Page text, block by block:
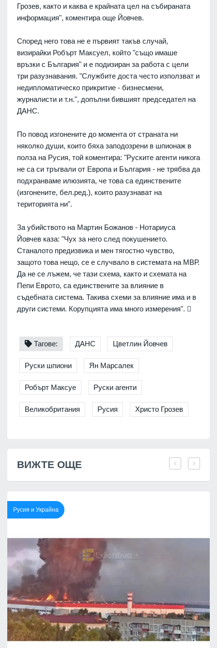
Грозев, както и каква е крайната цел на събираната
информация", коментира още Йовчев.
Според него това не е първият такъв случай,
визирайки Робърт Максуел, който "също имаше
връзки с България" и е подизиран за работа с цели
три разузнавания. "Службите доста често използват и
недипломатическо прикритие - бизнесмени,
журналисти и т.н.", допълни бившият председател на
ДАНС.
По повод изгонените до момента от страната ни
няколко души, които бяха заподозрени в шпионаж в
полза на Русия, той коментира: "Руските агенти никога
не са си тръгвали от Европа и България - не трябва да
подхранваме илюзията, че това са единствените
(изгонените, бел.ред.), които разузнават на
територията ни".
За убийството на Мартин Божанов - Нотариуса
Йовчев каза: "Чух за него след покушението.
Станалото предизвика и мен тягостно чувство,
защото това нещо, се е случвало в системата на МВР.
Да не се лъжем, че тази схема, както и схемата на
Пепи Еврото, са единствените за влияние в
съдебната система. Такива схеми за влияние има и в
други системи. Корупцията има много измерения". 
Тагове: ДАНС Цветлин Йовчев
Руски шпиони Ян Марсалек
Робърт Максуе Руски агенти
Великобритания Русия Христо Грозев
ВИЖТЕ ОЩЕ
Русия и Украйна